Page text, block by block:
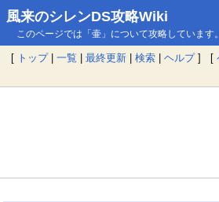
風来のシレンDS攻略Wiki
このページでは「壷」について攻略しています。
[ トップ| 一覧 | 最終更新 | 検索 | ヘルプ] [